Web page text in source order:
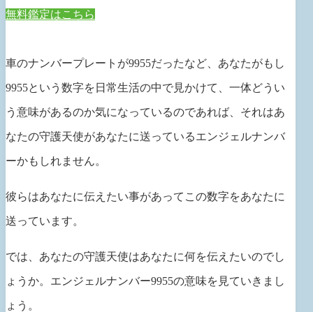
無料鑑定はこちら
車のナンバープレートが9955だったなど、あなたがもし
9955という数字を日常生活の中で見かけて、一体どうい
う意味があるのか気になっているのであれば、それはあ
なたの守護天使があなたに送っているエンジェルナンバ
ーかもしれません。
彼らはあなたに伝えたい事があってこの数字をあなたに
送っています。
では、あなたの守護天使はあなたに何を伝えたいのでし
ょうか。エンジェルナンバー9955の意味を見ていきまし
ょう。